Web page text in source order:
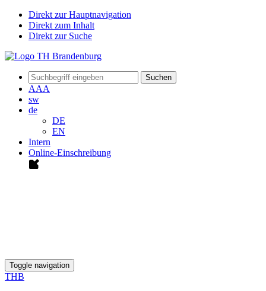
Direkt zur Hauptnavigation
Direkt zum Inhalt
Direkt zur Suche
Suchen
AAA
sw
de
DE
EN
Intern
Online-Einschreibung
Toggle navigation
THB